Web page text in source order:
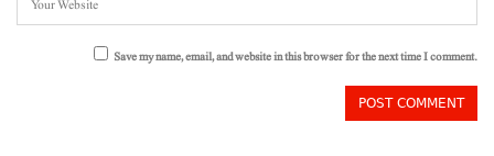
Save my name, email, and website in this browser for the next time I comment.